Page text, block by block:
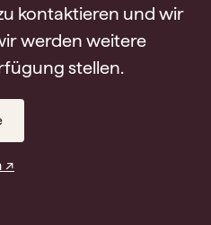
kontaktieren und wir
werden weitere
stellen.
↗